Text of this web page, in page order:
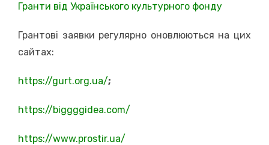
Гранти від Українського культурного фонду
Грантові заявки регулярно оновлюються на цих
сайтах:
https://gurt.org.ua/;
https://biggggidea.com/
https://www.prostir.ua/